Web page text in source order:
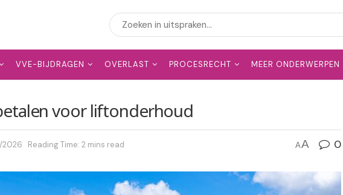
VVE-BIJDRAGEN OVERLAST PROCESRECHT MEER ONDERWERPEN
voor liftonderhoud
2026 Reading Time: 2 mins read AA 0